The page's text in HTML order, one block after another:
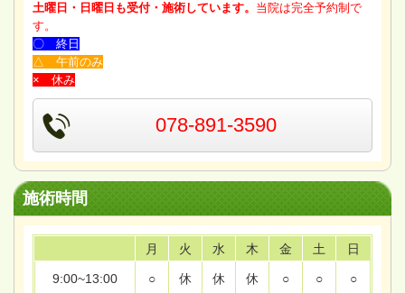
土曜日・日曜日も受付・施術しています。 当院は完全予約制で
す。
〇 終日
△ 午前のみ
× 休み
078-891-3590
施術時間
月 火 水 木 金 土 日
9:00~13:00 ○ 休 休 休 ○ ○ ○